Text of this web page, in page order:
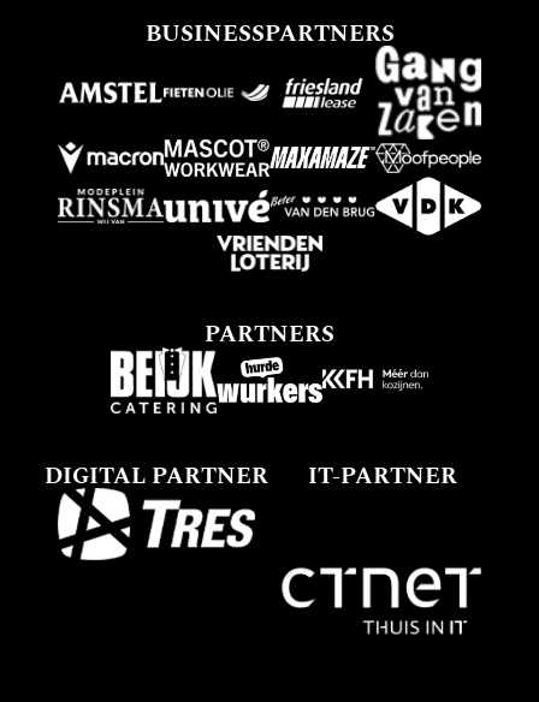
BUSINESSPARTNERS
PARTNERS
DIGITAL PARTNER IT-PARTNER